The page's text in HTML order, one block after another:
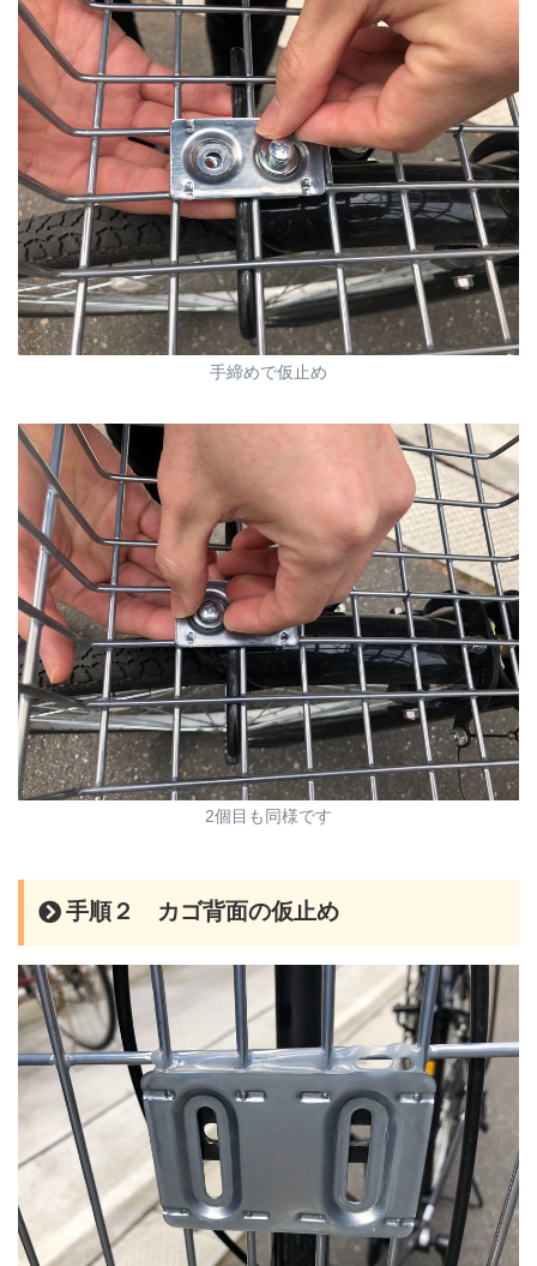
手締めで仮止め
2個目も同様です
手順２ カゴ背面の仮止め